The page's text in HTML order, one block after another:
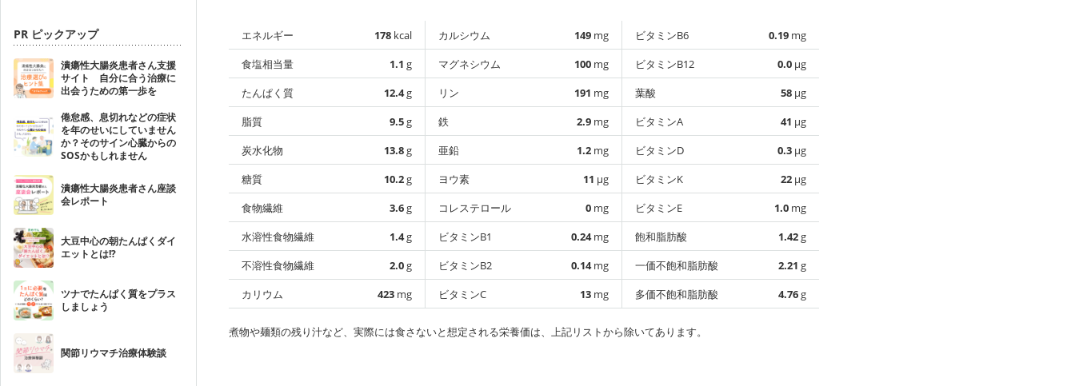
PR ピックアップ
潰瘍性大腸炎患者さん支援
サイト 自分に合う治療に
出会うための第一歩を
倦怠感、息切れなどの症状
を年のせいにしていません
か？そのサイン心臓からの
SOSかもしれません
潰瘍性大腸炎患者さん座談
会レポート
大豆中心の朝たんぱくダイ
エットとは!?
ツナでたんぱく質をプラス
しましょう
関節リウマチ治療体験談
エネルギー 178 kcal
食塩相当量
1.1 g
たんぱく質
12.4g
脂質
9.5g
炭水化物
13.8g
糖質
10.2g
食物繊維
3.6g
水溶性食物繊維
1.4g
不溶性食物繊維
2.0g
カリウム
423 mg
カルシウム 149 mg
マグネシウム
100 mg
リン
191 mg
鉄
2.9 mg
亜鉛
1.2 mg
ヨウ素
11 µg
コレステロール
0 mg
ビタミンB1
0.24mg
ビタミンB2
0.14mg
ビタミンC
13 mg
ビタミンB6 0.19 mg
ビタミンB12
0.0 µg
葉酸
58 µg
ビタミンA
41 µg
ビタミンD
0.3 µg
ビタミンK
22 µg
ビタミンE
1.0 mg
飽和脂肪酸
1.42g
一価不飽和脂肪酸
2.21 g
多価不飽和脂肪酸
4.76g
煮物や麺類の残り汁など、実際には食さないと想定される栄養価は、上記リストから除いてあります。